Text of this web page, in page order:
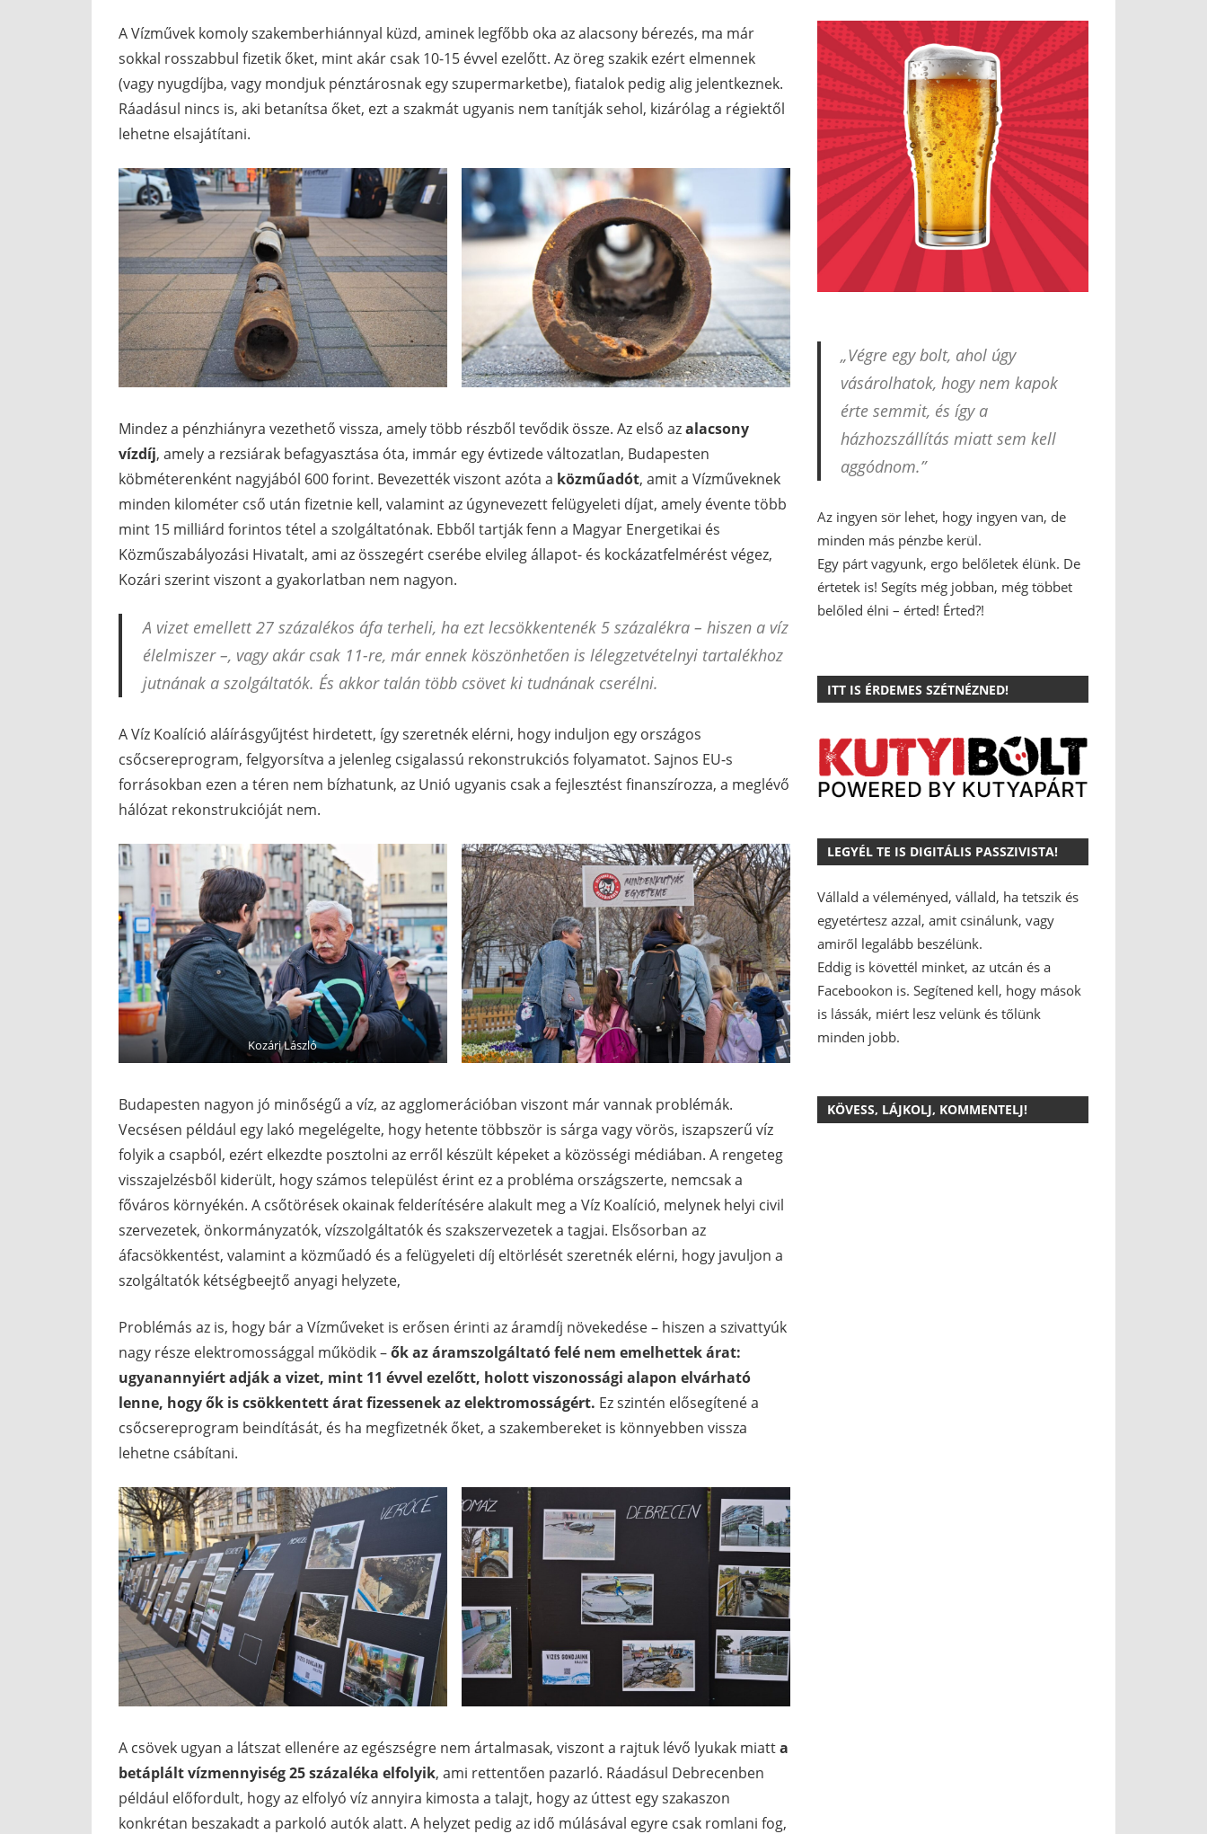
A Vízművek komoly szakemberhiánnyal küzd, aminek legfőbb oka az alacsony bérezés, ma már
sokkal rosszabbul fizetik őket, mint akár csak 10-15 évvel ezelőtt. Az öreg szakik ezért elmennek
(vagy nyugdíjba, vagy mondjuk pénztárosnak egy szupermarketbe), fiatalok pedig alig jelentkeznek.
Ráadásul nincs is, aki betanítsa őket, ezt a szakmát ugyanis nem tanítják sehol, kizárólag a régiektől
lehetne elsajátítani.
Mindez a pénzhiányra vezethető vissza, amely több részből tevődik össze. Az első azalacsony
vízdíj, amely a rezsiárak befagyasztása óta, immár egy évtizede változatlan, Budapesten
köbméterenként nagyjából 600 forint. Bevezették viszont azóta a közműadót, amit a Vízműveknek
minden kilométer cső után fizetnie kell, valamint az úgynevezett felügyeleti díjat, amely évente több
mint 15 milliárd forintos tétel a szolgáltatónak. Ebből tartják fenn a Magyar Energetikai és
Közműszabályozási Hivatalt, ami az összegért cserébe elvileg állapot- és kockázatfelmérést végez,
Kozári szerint viszont a gyakorlatban nem nagyon.
A vizet emellett 27 százalékos áfa terheli, ha ezt lecsökkentenék 5 százalékra – hiszen a víz
élelmiszer –, vagy akár csak 11-re, már ennek köszönhetően is lélegzetvételnyi tartalékhoz
jutnának a szolgáltatók. És akkor talán több csövet ki tudnának cserélni.
A Víz Koalíció aláírásgyűjtést hirdetett, így szeretnék elérni, hogy induljon egy országos
csőcsereprogram, felgyorsítva a jelenleg csigalassú rekonstrukciós folyamatot. Sajnos EU-s
forrásokban ezen a téren nem bízhatunk, az Unió ugyanis csak a fejlesztést finanszírozza, a meglévő
hálózat rekonstrukcióját nem.
Kozári László
Budapesten nagyon jó minőségű a víz, az agglomerációban viszont már vannak problémák.
Vecsésen például egy lakó megelégelte, hogy hetente többször is sárga vagy vörös, iszapszerű víz
folyik a csapból, ezért elkezdte posztolni az erről készült képeket a közösségi médiában. A rengeteg
visszajelzésből kiderült, hogy számos települést érint ez a probléma országszerte, nemcsak a
főváros környékén. A csőtörések okainak felderítésére alakult meg a Víz Koalíció, melynek helyi civil
szervezetek, önkormányzatók, vízszolgáltatók és szakszervezetek a tagjai. Elsősorban az
áfacsökkentést, valamint a közműadó és a felügyeleti díj eltörlését szeretnék elérni, hogy javuljon a
szolgáltatók kétségbeejtő anyagi helyzete,
Problémás az is, hogy bár a Vízműveket is erősen érinti az áramdíj növekedése – hiszen a szivattyúk
nagy része elektromossággal működik –ők az áramszolgáltató felé nem emelhettek árat:
ugyanannyiért adják a vizet, mint 11 évvel ezelőtt, holott viszonossági alapon elvárható
lenne, hogy ők is csökkentett árat fizessenek az elektromosságért. Ez szintén elősegítené a
csőcsereprogram beindítását, és ha megfizetnék őket, a szakembereket is könnyebben vissza
lehetne csábítani.
A csövek ugyan a látszat ellenére az egészségre nem ártalmasak, viszont a rajtuk lévő lyukak miatta
betáplált vízmennyiség 25 százaléka elfolyik, ami rettentően pazarló. Ráadásul Debrecenben
például előfordult, hogy az elfolyó víz annyira kimosta a talajt, hogy az úttest egy szakaszon
konkrétan beszakadt a parkoló autók alatt. A helyzet pedig az idő múlásával egyre csak romlani fog,
„Végre egy bolt, ahol úgy
vásárolhatok, hogy nem kapok
érte semmit, és így a
házhozszállítás miatt sem kell
aggódnom.”
Az ingyen sör lehet, hogy ingyen van, de
minden más pénzbe kerül.
Egy párt vagyunk, ergo belőletek élünk. De
értetek is! Segíts még jobban, még többet
belőled élni – érted! Érted?!
ITT IS ÉRDEMES SZÉTNÉZNED!
LEGYÉL TE IS DIGITÁLIS PASSZIVISTA!
Vállald a véleményed, vállald, ha tetszik és
egyetértesz azzal, amit csinálunk, vagy
amiről legalább beszélünk.
Eddig is követtél minket, az utcán és a
Facebookon is. Segítened kell, hogy mások
is lássák, miért lesz velünk és tőlünk
minden jobb.
KÖVESS, LÁJKOLJ, KOMMENTELJ!